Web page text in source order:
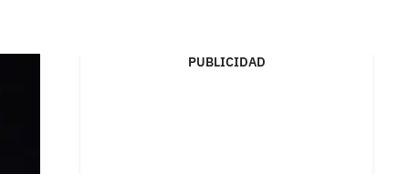
PUBLICIDAD